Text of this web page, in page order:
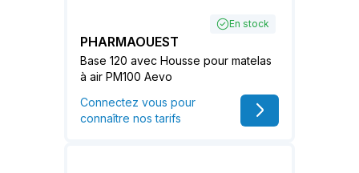
En stock
PHARMAOUEST
Base 120 avec Housse pour matelas
à air PM100 Aevo
Connectez vous pour
connaître nos tarifs